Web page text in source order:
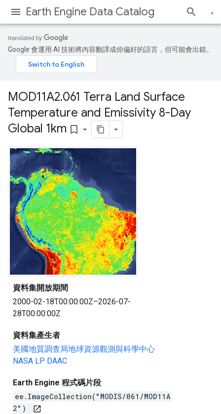
Earth Engine Data Catalog
Google 會運用 AI 技術將內容翻譯成你偏好的語言，但可能會出錯。
MOD11A2.061 Terra Land Surface
Temperature and Emissivity 8-Day
Global 1km bookmark_border
資料集開放期間
2000-02-18T00:00:00Z–2026-07-
28T00:00:00Z
資料集產生者
美國地質調查局地球資源觀測與科學中心
NASA LP DAAC
Earth Engine 程式碼片段
ee.ImageCollection("MODIS/061/MOD11A
2")
open_in_new